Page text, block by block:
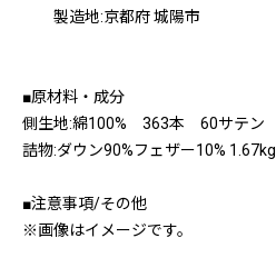
製造地:京都府 城陽市
■原材料・成分
側生地:綿100% 363本 60サテン
詰物:ダウン90%フェザー10% 1.67kg
■注意事項/その他
※画像はイメージです。